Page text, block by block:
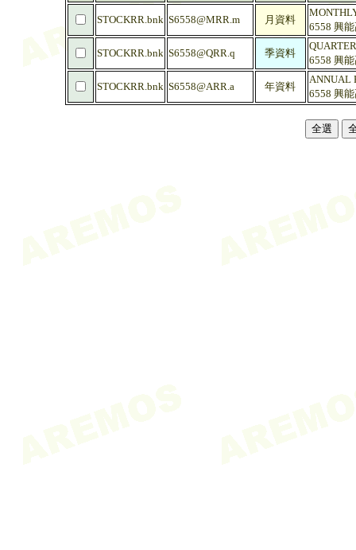
STOCKRR.bnk S6558@MRR.m 月資料
6558 興
STOCKRR.bnk S6558@QRR.q 季資料
6558 興
STOCKRR.bnk S6558@ARR.a 年資料
ANNUAL
6558 興